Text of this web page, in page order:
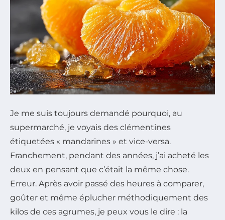
Je me suis toujours demandé pourquoi, au
supermarché, je voyais des clémentines
étiquetées « mandarines » et vice-versa.
Franchement, pendant des années, j’ai acheté les
deux en pensant que c’était la même chose.
Erreur. Après avoir passé des heures à comparer,
goûter et même éplucher méthodiquement des
kilos de ces agrumes, je peux vous le dire : la